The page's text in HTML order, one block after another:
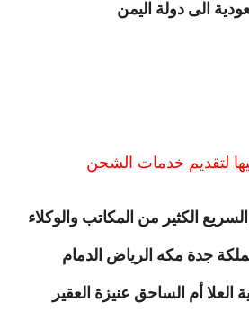
الى دولة اليمن
لتقديم خدمات الشحن
الكثير من المكاتب والوكلاء
جدة مكه الرياض الدمام
العلا أم الساحق عنيزة العقير